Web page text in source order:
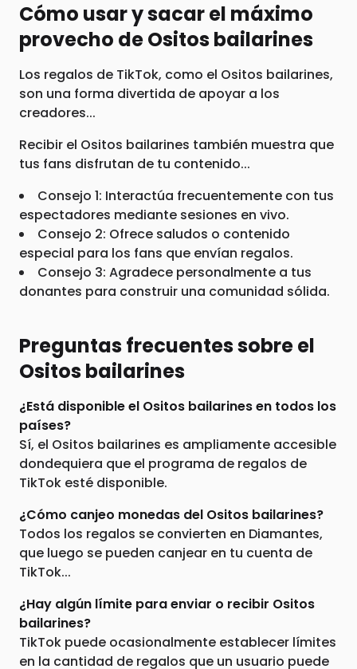
Cómo usar y sacar el máximo
provecho de Ositos bailarines
Los regalos de TikTok, como el Ositos bailarines,
son una forma divertida de apoyar a los
creadores...
Recibir el Ositos bailarines también muestra que
tus fans disfrutan de tu contenido...
Consejo 1: Interactúa frecuentemente con tus
espectadores mediante sesiones en vivo.
Consejo 2: Ofrece saludos o contenido
especial para los fans que envían regalos.
Consejo 3: Agradece personalmente a tus
donantes para construir una comunidad sólida.
Preguntas frecuentes sobre el
Ositos bailarines
¿Está disponible el Ositos bailarines en todos los
países?
Sí, el Ositos bailarines es ampliamente accesible
dondequiera que el programa de regalos de
TikTok esté disponible.
¿Cómo canjeo monedas del Ositos bailarines?
Todos los regalos se convierten en Diamantes,
que luego se pueden canjear en tu cuenta de
TikTok...
¿Hay algún límite para enviar o recibir Ositos
bailarines?
TikTok puede ocasionalmente establecer límites
en la cantidad de regalos que un usuario puede